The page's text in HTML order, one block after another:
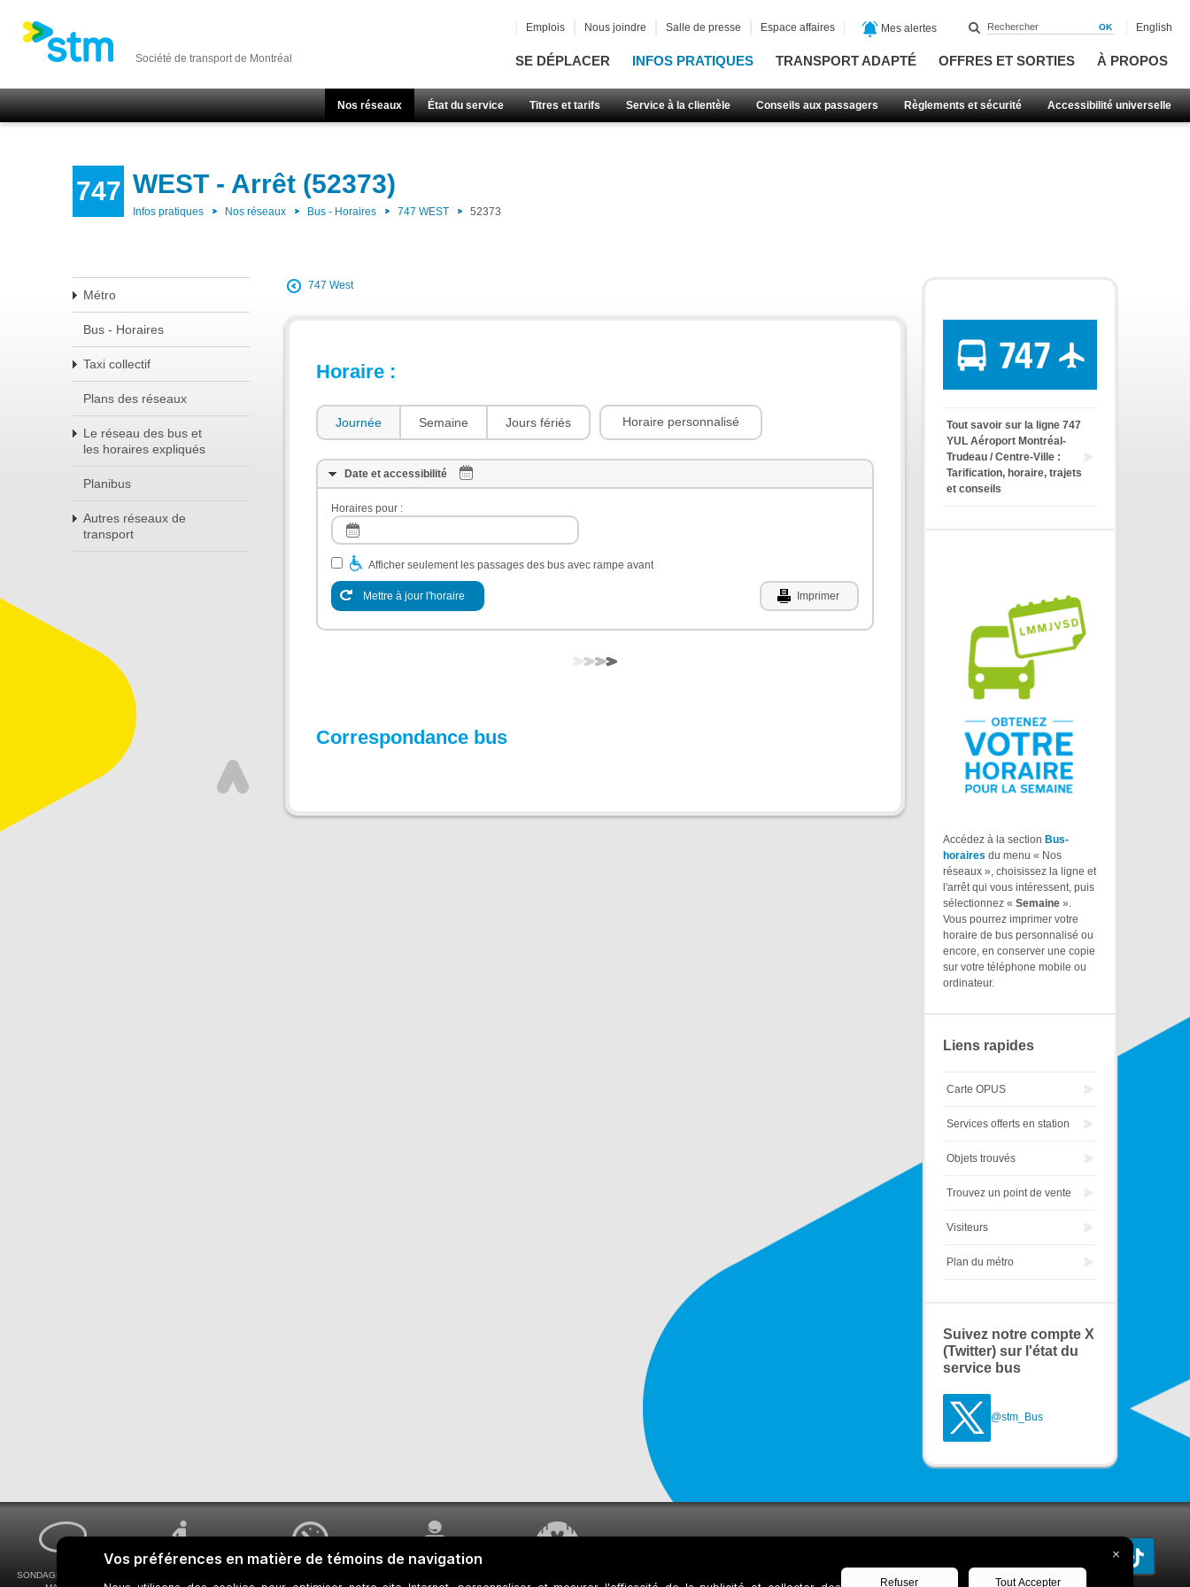
Société de transport de Montréal SE DÉPLACER INFOS PRATIQUES TRANSPORT ADAPTÉ OFFRES ET SORTIES À PROPOS
Nos réseaux État du service Titres et tarifs Service à la clientèle Conseils aux passagers Règlements et sécurité Accessibilité universelle
Emplois Nous joindre Salle de presse Espace affaires Mes alertes English
747 WEST - Arrêt (52373)
Infos pratiques Nos réseaux Bus - Horaires 747 WEST 52373
Métro
Bus - Horaires
Taxi collectif
Plans des réseaux
Le réseau des bus et
les horaires expliqués
Planibus
Autres réseaux de
transport
747 West
Horaire :
Journée Semaine Jours fériés Horaire personnalisé
Date et accessibilité
Horaires pour :
Afficher seulement les passages des bus avec rampe avant
Mettre à jour l'horaire Imprimer
Correspondance bus
Tout savoir sur la ligne 747
YUL Aéroport Montréal-
Trudeau / Centre-Ville :
Tarification, horaire, trajets
et conseils
Accédez à la section Bus-
horaires du menu « Nos
réseaux », choisissez la ligne et
l'arrêt qui vous intéressent, puis
sélectionnez « Semaine ».
Vous pourrez imprimer votre
horaire de bus personnalisé ou
encore, en conserver une copie
sur votre téléphone mobile ou
ordinateur.
Liens rapides
Carte OPUS
Services offerts en station
Objets trouvés
Trouvez un point de vente
Visiteurs
Plan du métro
Suivez notre compte X
(Twitter) sur l'état du
service bus
@stm_Bus
SONDAGES MA VOIX